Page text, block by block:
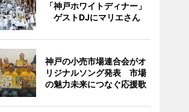
「神戸ホワイトディナー」
ゲストDJにマリエさん
神戸の小売市場連合会がオ
リジナルソング発表 市場
の魅力未来につなぐ応援歌